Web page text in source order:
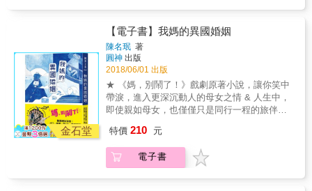
件事── 獻給所有想要愛、卻不知道怎麼維持兩
變成兩家人，外面的人永遠都只看到表面的美
好，只有妳自己知道，守住幸福有多不容易，
當愛有了智慧，才能一起牽手到老。
動其實有很大關係，我們都是不按社會期待和
價值觀前進的傢伙。我用一種走得很慢的方式
前進，她罵我笨蛋的同時，也說：「現在放
棄，妳就毫無價值了。」母親和女兒是不是都
是這樣呢？愛恨交織、互相牽扯。 & 父親的驟
然離世，讓全家陷入巨大的傷痛中。她和妹妹
很快從父親過世的陰影中走出來&hellip;&hellip;
或者說，年輕的她們沒有太多時間悲傷，不得
不站起來面對眼前的難關。但媽媽卻嚴重適應
切，於是她退化成青春期的少女，在一段又一
段的感情中尋找存在的價值。十幾年來，她歷
經過幾次相親失敗、差點成了介入別人家庭的
金石堂
【電子書】我媽的異國婚姻
陳名珉 著
圓神 出版
2018/06/01 出版
★ 《媽，別鬧了！》戲劇原著小說，讓你笑中
帶淚，進入更深沉動人的母女之情 & 人生中，
即使親如母女，也僅僅只是同行一程的旅伴，
婚了，而我是從Line訊息上得知這個消息的
&hellip;&hellip; 她就是一匹脫韁野馬，但韁繩
那一頭總拴著人。 過去是老爸扯著她避免失控
特價 210 元
電子書